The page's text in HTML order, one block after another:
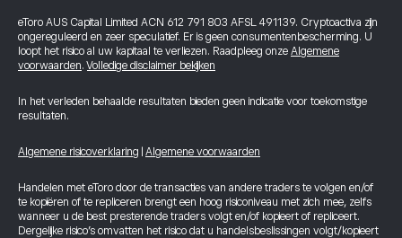
eToro AUS Capital Limited ACN 612 791 803 AFSL 491139. Cryptoactiva zijn
ongereguleerd en zeer speculatief. Er is geen consumentenbescherming. U
loopt het risico al uw kapitaal te verliezen. Raadpleeg onze Algemene
voorwaarden.Volledige disclaimer bekijken
In het verleden behaalde resultaten bieden geen indicatie voor toekomstige
resultaten.
Algemene risicoverklaring Algemene voorwaarden
Handelen met eToro door de transacties van andere traders te volgen en/of
te kopiëren of te repliceren brengt een hoog risiconiveau met zich mee, zelfs
wanneer u de best presterende traders volgt en/of kopieert of repliceert.
Dergelijke risico’s omvatten het risico dat u handelsbeslissingen volgt/kopieert